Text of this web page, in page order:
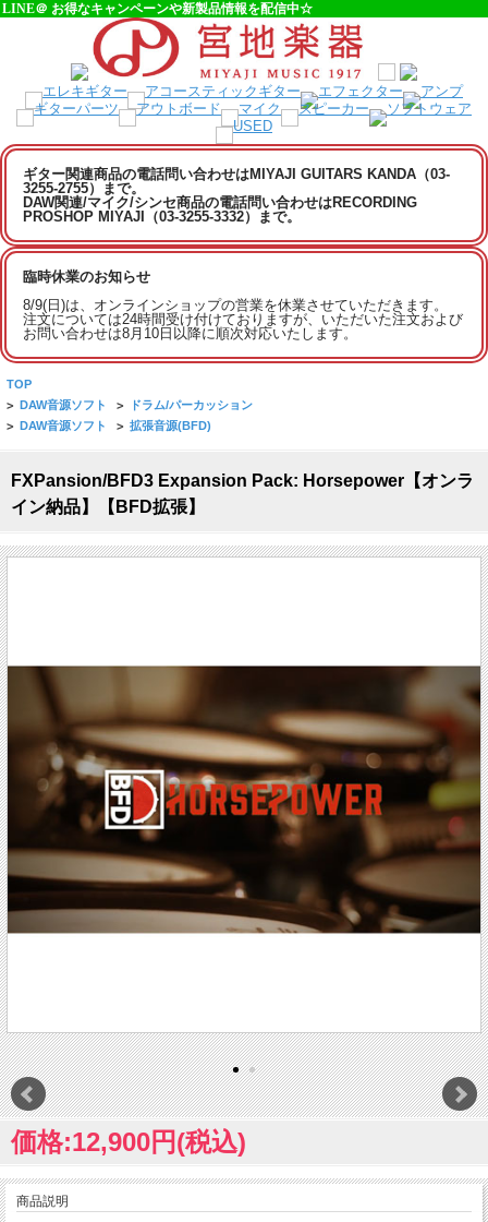
LINE＠ お得なキャンペーンや新製品情報を配信中☆
ギター関連商品の電話問い合わせはMIYAJI GUITARS KANDA（03-
3255-2755）まで。
DAW関連/マイク/シンセ商品の電話問い合わせはRECORDING
PROSHOP MIYAJI（03-3255-3332）まで。
臨時休業のお知らせ
8/9(日)は、オンラインショップの営業を休業させていただきます。
注文については24時間受け付けておりますが、いただいた注文および
お問い合わせは8月10日以降に順次対応いたします。
TOP
> DAW音源ソフト > ドラム/パーカッション
> DAW音源ソフト > 拡張音源(BFD)
FXPansion/BFD3 Expansion Pack: Horsepower【オンラ
イン納品】【BFD拡張】
価格:12,900円(税込)
商品説明